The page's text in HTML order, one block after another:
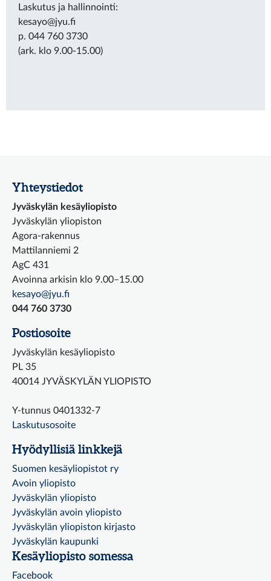
Laskutus ja hallinnointi:
kesayo@jyu.fi
p. 044 760 3730
(ark. klo 9.00-15.00)
Yhteystiedot
Jyväskylän kesäyliopisto
Jyväskylän yliopiston
Agora-rakennus
Mattilanniemi 2
AgC 431
Avoinna arkisin klo 9.00–15.00
kesayo@jyu.fi
044 760 3730
Postiosoite
Jyväskylän kesäyliopisto
PL 35
40014 JYVÄSKYLÄN YLIOPISTO
Y-tunnus 0401332-7
Laskutusosoite
Hyödyllisiä linkkejä
Suomen kesäyliopistot ry
Avoin yliopisto
Jyväskylän yliopisto
Jyväskylän avoin yliopisto
Jyväskylän yliopiston kirjasto
Jyväskylän kaupunki
Kesäyliopisto somessa
Facebook